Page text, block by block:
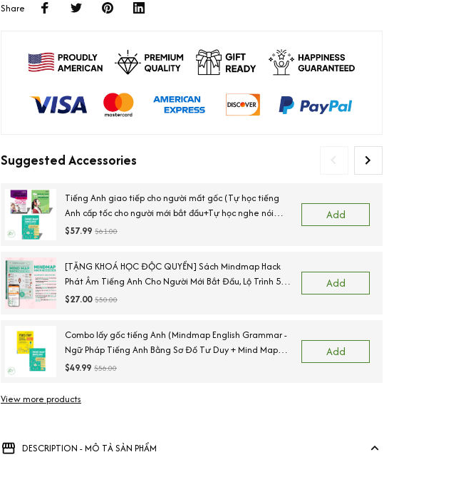
Share
Suggested Accessories
Tiếng Anh giao tiếp cho người mất gốc (Tự học tiếng
Anh cấp tốc cho người mới bắt đầu+Tự học nghe nói
tiếng Anh căn bản+Mindmap Vocabulary)
$57.99 $61.00
Add
[TẶNG KHOÁ HỌC ĐỘC QUYỀN] Sách Mindmap Hack
Phát Âm Tiếng Anh Cho Người Mới Bắt Đầu, Lộ Trình 55
Ngày Chinh Phục IPA
$27.00 $50.00
Add
Combo lấy gốc tiếng Anh (Mindmap English Grammar -
Ngữ Pháp Tiếng Anh Bằng Sơ Đồ Tư Duy + Mind Map
English Vocabulary - Từ Vựng Tiếng Anh Qua Sơ Đồ Tư
$49.99 $56.00
Add
View more products
DESCRIPTION - MÔ TẢ SẢN PHẨM